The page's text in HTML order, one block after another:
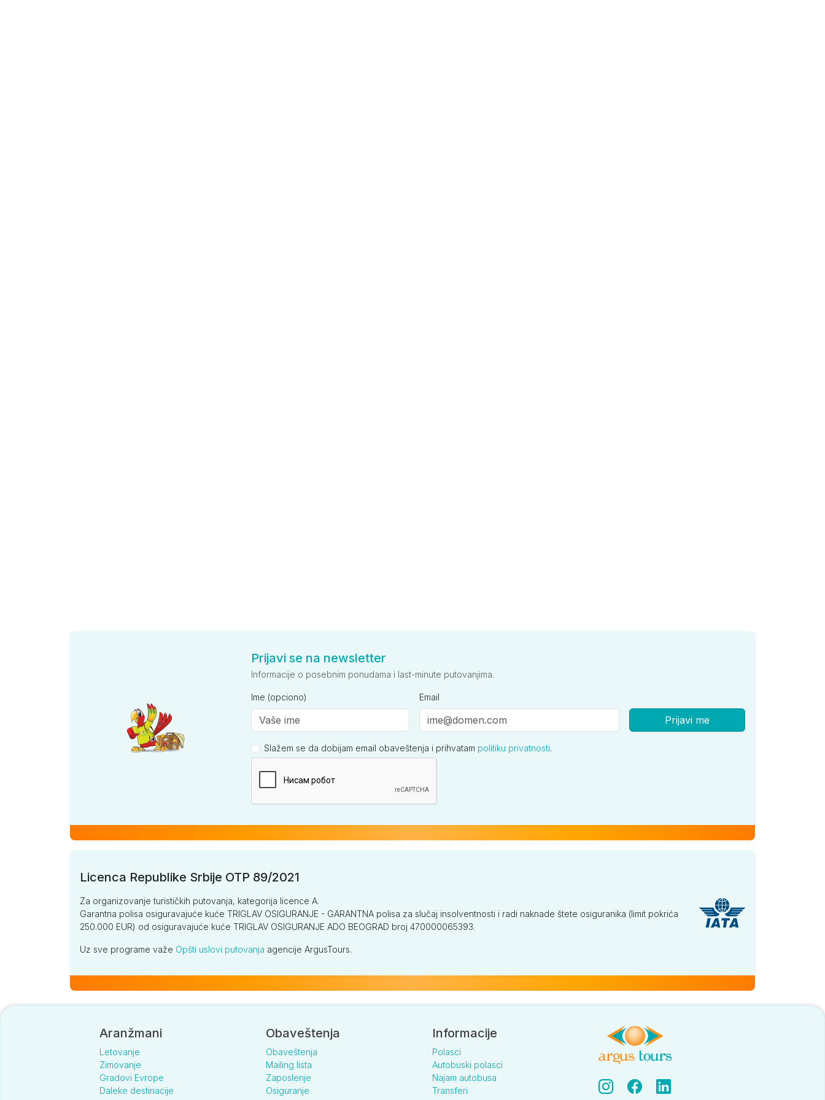
Prijavi se na newsletter
Informacije o posebnim ponudama i last-minute putovanjima.
Ime (opciono) Email
Prijavi me
Slažem se da dobijam email obaveštenja i prihvatam politiku privatnosti.
Licenca Republike Srbije OTP 89/2021
Za organizovanje turističkih putovanja, kategorija licence A.
Garantna polisa osiguravajuće kuće TRIGLAV OSIGURANJE - GARANTNA polisa za slučaj insolventnosti i radi naknade štete osiguranika (limit pokrića
250.000 EUR) od osiguravajuće kuće TRIGLAV OSIGURANJE ADO BEOGRAD broj 470000065393.
Uz sve programe važe Opšti uslovi putovanja agencije ArgusTours.
Aranžmani
Letovanje
Zimovanje
Gradovi Evrope
Daleke destinacije
Obaveštenja
Obaveštenja
Mailing lista
Zaposlenje
Osiguranje
Informacije
Polasci
Autobuski polasci
Najam autobusa
Transferi